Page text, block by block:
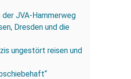
JVA-Hammerweg
Dresden und die
ungestört reisen und